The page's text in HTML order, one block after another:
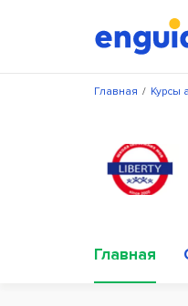
/
Главная Курсы
Главная